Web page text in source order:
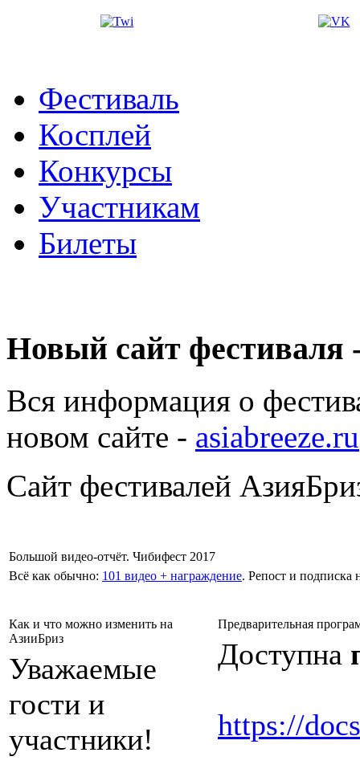
Фестиваль
Косплей
Конкурсы
Участникам
Билеты
Новый сайт фестиваля
Вся информация о
новом сайте - asiabreeze.ru
Сайт фестивалей
Большой видео-отчёт. Чибифест 2017
Всё как обычно: 101 видео + награждение. Репост и подписка
Как и что можно изменить на
АзииБриз
Уважаемые
гости и
участники!
Предварительная
Доступна
https://